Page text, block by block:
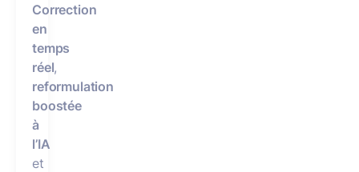
Correction
en
temps
réel,
reformulation
boostée
à
l’IA
et